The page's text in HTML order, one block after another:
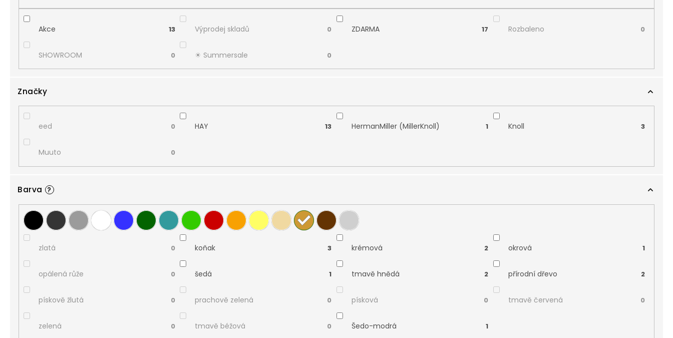
Akce 13 Výprodej skladů 0 ZDARMA 17 Rozbaleno 0
SHOWROOM 0 ☀︎ Summersale 0
Značky
eed 0 HAY 13 HermanMiller (MillerKnoll) 1 Knoll 3
Muuto 0
Barva ?
zlatá 0 koňak 3 krémová 2 okrová 1
opálená růže 0 šedá 1 tmavě hnědá 2 přírodní dřevo 2
pískově žlutá 0 prachově zelená 0 písková 0 tmavě červená 0
zelená 0 tmavě béžová 0 Šedo-modrá 1